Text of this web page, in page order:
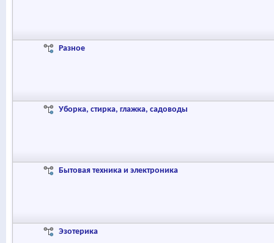
Разное
Уборка, стирка, глажка, садоводы
Бытовая техника и электроника
Эзотерика